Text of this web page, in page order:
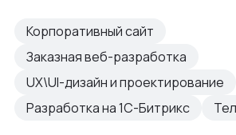
Корпоративный сайт
Заказная веб-разработка
UX\UI-дизайн и проектирование
Разработка на 1С-Битрикс